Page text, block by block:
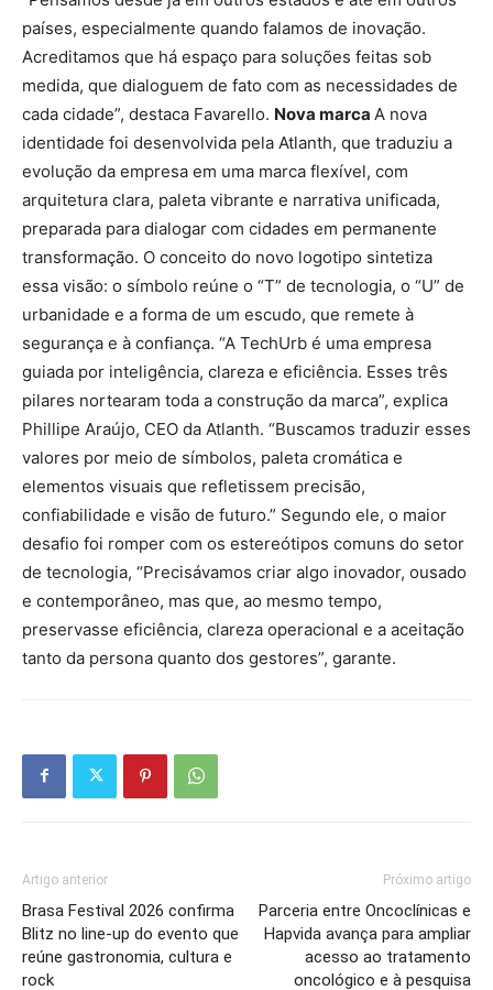
países, especialmente quando falamos de inovação.
Acreditamos que há espaço para soluções feitas sob
medida, que dialoguem de fato com as necessidades de
cada cidade”, destaca Favarello. Nova marca A nova
identidade foi desenvolvida pela Atlanth, que traduziu a
evolução da empresa em uma marca flexível, com
arquitetura clara, paleta vibrante e narrativa unificada,
preparada para dialogar com cidades em permanente
transformação. O conceito do novo logotipo sintetiza
essa visão: o símbolo reúne o “T” de tecnologia, o “U” de
urbanidade e a forma de um escudo, que remete à
segurança e à confiança. “A TechUrb é uma empresa
guiada por inteligência, clareza e eficiência. Esses três
pilares nortearam toda a construção da marca”, explica
Phillipe Araújo, CEO da Atlanth. “Buscamos traduzir esses
valores por meio de símbolos, paleta cromática e
elementos visuais que refletissem precisão,
confiabilidade e visão de futuro.” Segundo ele, o maior
desafio foi romper com os estereótipos comuns do setor
de tecnologia, “Precisávamos criar algo inovador, ousado
e contemporâneo, mas que, ao mesmo tempo,
preservasse eficiência, clareza operacional e a aceitação
tanto da persona quanto dos gestores”, garante.
Artigo anterior
Brasa Festival 2026 confirma
Blitz no line-up do evento que
reúne gastronomia, cultura e
rock
Próximo artigo
Parceria entre Oncoclínicas e
Hapvida avança para ampliar
acesso ao tratamento
oncológico e à pesquisa